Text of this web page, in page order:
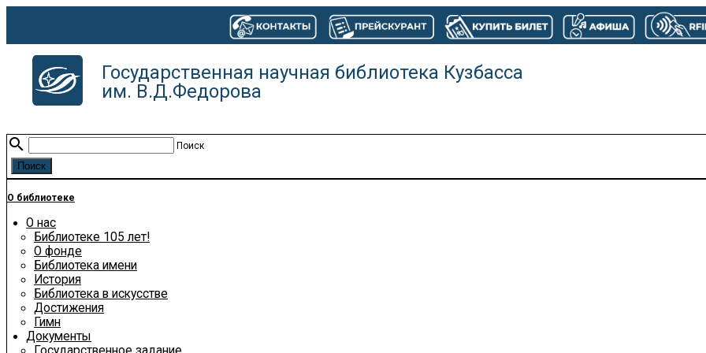
Государственная научная библиотека Кузбасса
им. В.Д.Федорова
search Поиск
О библиотеке
О нас
Библиотеке 105 лет!
О фонде
Библиотека имени
История
Библиотека в искусстве
Достижения
Гимн
Документы